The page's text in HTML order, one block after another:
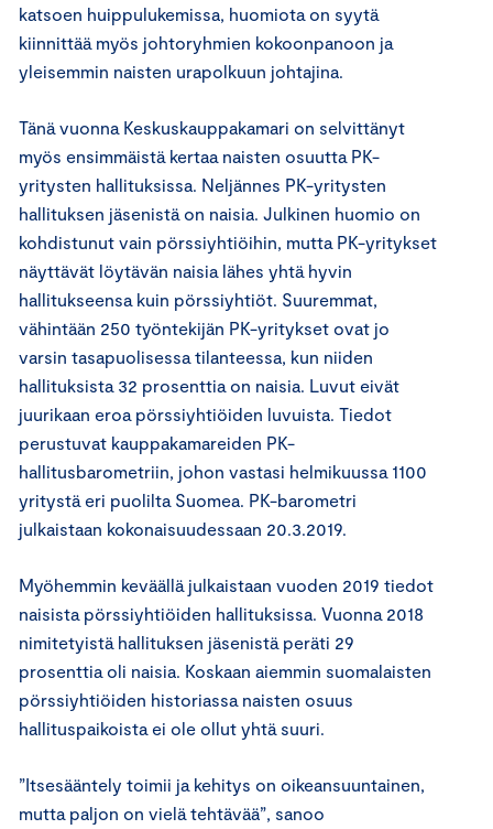
katsoen huippulukemissa, huomiota on syytä
kiinnittää myös johtoryhmien kokoonpanoon ja
yleisemmin naisten urapolkuun johtajina.
Tänä vuonna Keskuskauppakamari on selvittänyt
myös ensimmäistä kertaa naisten osuutta PK-
yritysten hallituksissa. Neljännes PK-yritysten
hallituksen jäsenistä on naisia. Julkinen huomio on
kohdistunut vain pörssiyhtiöihin, mutta PK-yritykset
näyttävät löytävän naisia lähes yhtä hyvin
hallitukseensa kuin pörssiyhtiöt. Suuremmat,
vähintään 250 työntekijän PK-yritykset ovat jo
varsin tasapuolisessa tilanteessa, kun niiden
hallituksista 32 prosenttia on naisia. Luvut eivät
juurikaan eroa pörssiyhtiöiden luvuista. Tiedot
perustuvat kauppakamareiden PK-
hallitusbarometriin, johon vastasi helmikuussa 1100
yritystä eri puolilta Suomea. PK-barometri
julkaistaan kokonaisuudessaan 20.3.2019.
Myöhemmin keväällä julkaistaan vuoden 2019 tiedot
naisista pörssiyhtiöiden hallituksissa. Vuonna 2018
nimitetyistä hallituksen jäsenistä peräti 29
prosenttia oli naisia. Koskaan aiemmin suomalaisten
pörssiyhtiöiden historiassa naisten osuus
hallituspaikoista ei ole ollut yhtä suuri.
”Itsesääntely toimii ja kehitys on oikeansuuntainen,
mutta paljon on vielä tehtävää”, sanoo